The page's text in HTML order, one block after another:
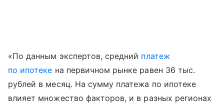
«По данным экспертов, средний платеж
по ипотеке на первичном рынке равен 36 тыс.
рублей в месяц. На сумму платежа по ипотеке
влияет множество факторов, и в разных регионах